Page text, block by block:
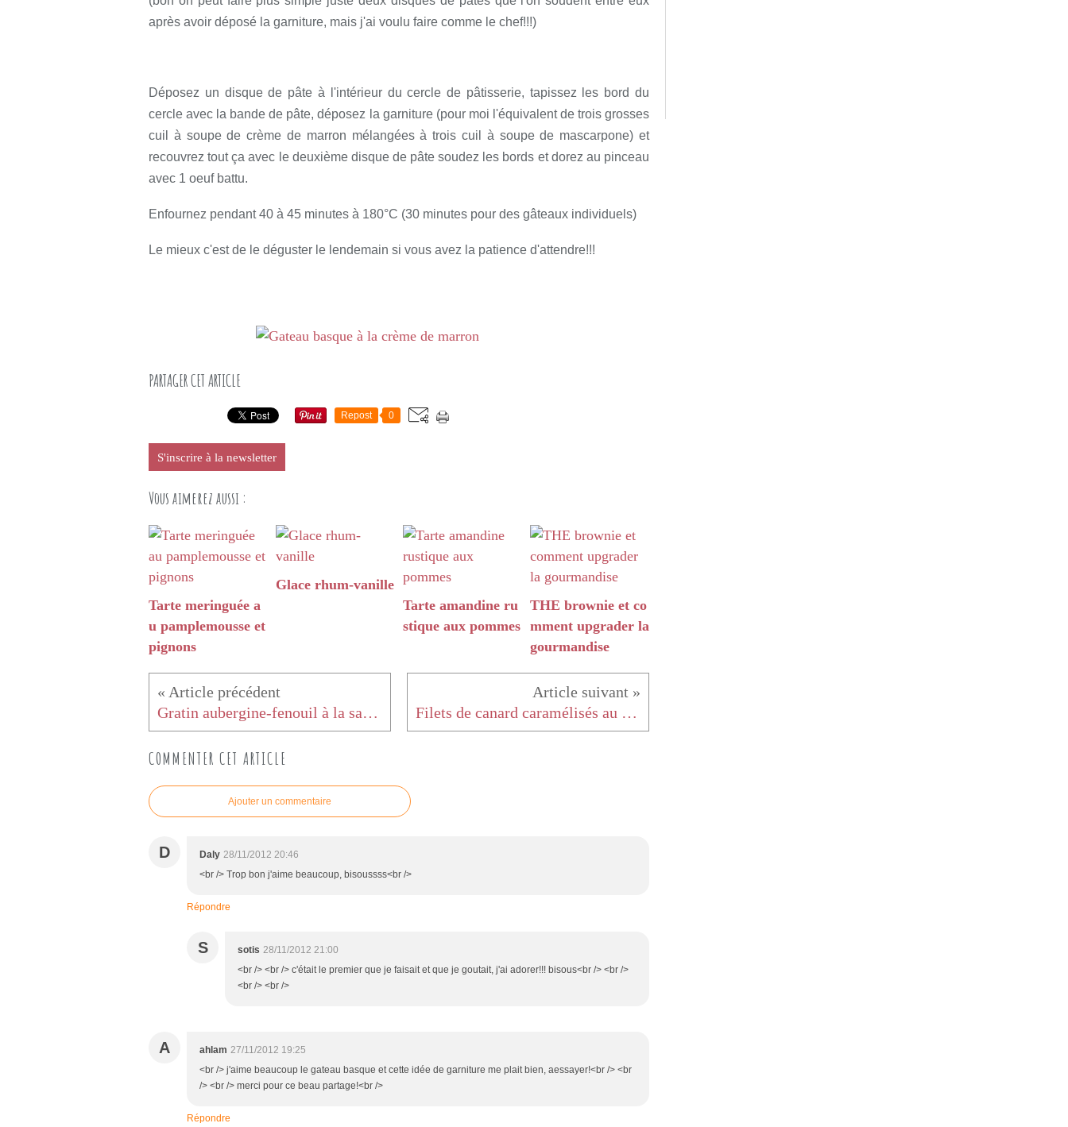
après avoir déposé la garniture, mais j'ai voulu faire comme le chef!!!)
Déposez un disque de pâte à l'intérieur du cercle de pâtisserie, tapissez les bord du
cercle avec la bande de pâte, déposez la garniture (pour moi l'équivalent de trois grosses
cuil à soupe de crème de marron mélangées à trois cuil à soupe de mascarpone) et
recouvrez tout ça avec le deuxième disque de pâte soudez les bords et dorez au pinceau
avec 1 oeuf battu.
Enfournez pendant 40 à 45 minutes à 180°C (30 minutes pour des gâteaux individuels)
Le mieux c'est de le déguster le lendemain si vous avez la patience d'attendre!!!
PARTAGER CET ARTICLE
Repost 0
S'inscrire à la newsletter
Vous aimerez aussi :
Tarte meringuée a
u pamplemousse et
pignons
Glace rhum-vanille
Tarte amandine ru
stique aux pommes
THE brownie et co
mment upgrader la
gourmandise
Gratin aubergine-fenouil à la savoyarde Filets de canard caramélisés au vinaigre de mangue et à l'ananas
COMMENTER CET ARTICLE
Ajouter un commentaire
D Daly 28/11/2012 20:46
<br /> Trop bon j'aime beaucoup, bisoussss<br />
Répondre
S sotis 28/11/2012 21:00
<br /> <br /> c'était le premier que je faisait et que je goutait, j'ai adorer!!! bisous<br /> <br />
<br /> <br />
A ahlam 27/11/2012 19:25
<br /> j'aime beaucoup le gateau basque et cette idée de garniture me plait bien, aessayer!<br /> <br
/> <br /> merci pour ce beau partage!<br />
Répondre